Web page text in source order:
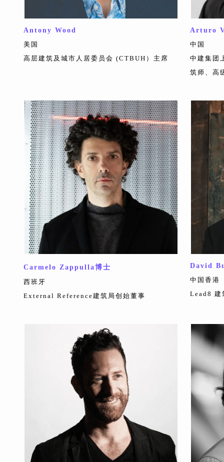
Antony Wood
美国
高层建筑及城市人居委员会 (CTBUH）主席
Arturo
中国
中建集团
筑师、高
Carmelo Zappulla博士
西班牙
External Reference建筑局创始董事
David
中国香港
Lead8 建